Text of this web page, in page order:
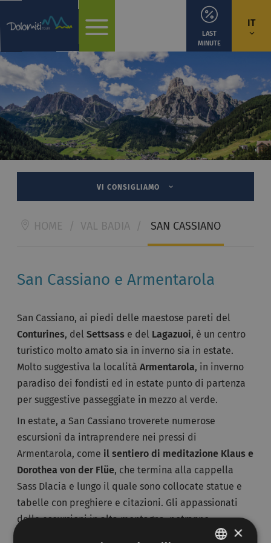
IT
LAST
MINUTE
VI CONSIGLIAMO
HOME / VAL BADIA / SAN CASSIANO
San Cassiano e Armentarola
San Cassiano, ai piedi delle maestose pareti del
Conturines, del Settsasse del Lagazuoi, è un centro
turistico molto amato sia in inverno sia in estate.
Molto suggestiva la località Armentarola, in inverno
paradiso dei fondisti ed in estate punto di partenza
per suggestive passeggiate in mezzo al verde.
In estate, a San Cassiano troverete numerose
escursioni da intraprendere nei pressi di
Armentarola, come il sentiero di meditazione Klaus e
Dorothea von der Flüe, che termina alla cappella
Sass Dlacia e lungo il quale sono collocate statue e
tabelle con preghiere e citazioni. Gli appassionati
delle escursioni in alta montagna, potranno
raggiungere il Conturines, a 2800 metri s.l.m., dove×